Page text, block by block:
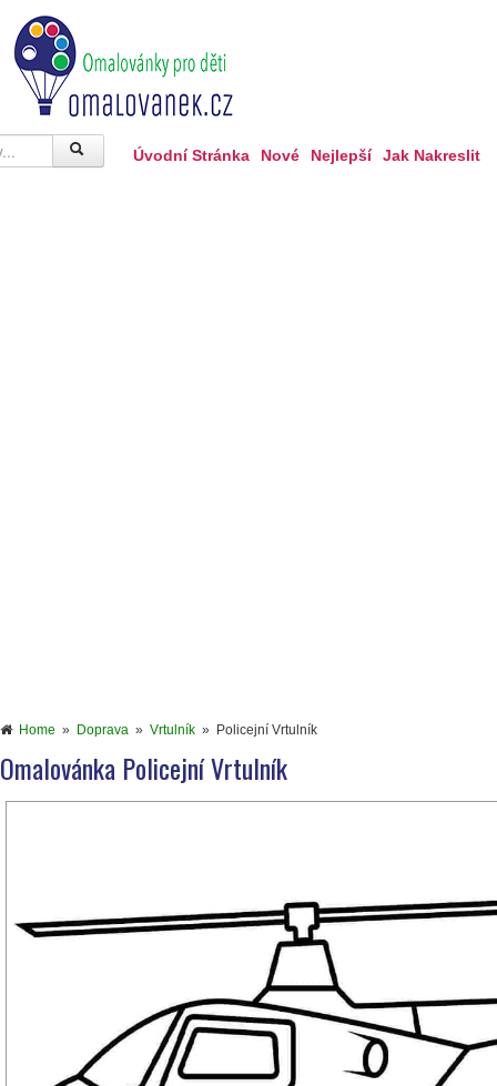
Úvodní Stránka Nové Nejlepší Jak Nakreslit
Home » Doprava » Vrtulník » Policejní Vrtulník
Omalovánka Policejní Vrtulník